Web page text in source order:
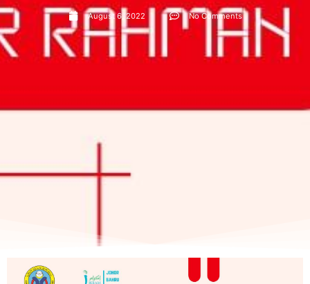
August 6, 2022 No Comments